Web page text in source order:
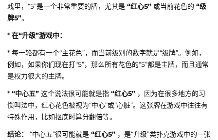
戏里，“5”是一个非常重要的牌，尤其是 “红心5” 或当前花色的 “级
牌5”。
* 在“升级”游戏中：
* 每一轮都有一个“主花色”，而当前级别的数字就是“级牌”。例如，
例如，如果你们现在打“5”，那么所有花色的“5”都是主牌，而且通常
是权力很大的主牌。
* “中心五” 这个说法很可能就是指 “红心5” ，因为在很多地方的习
惯叫法中，红心花色被视为“中心”或“心脏”。这张牌在游戏中往往有
特殊作用，比如抠底时算分翻倍等。
结论：
“中心五”很可能就是 “红心5” ，是“升级”类扑克游戏中的一张